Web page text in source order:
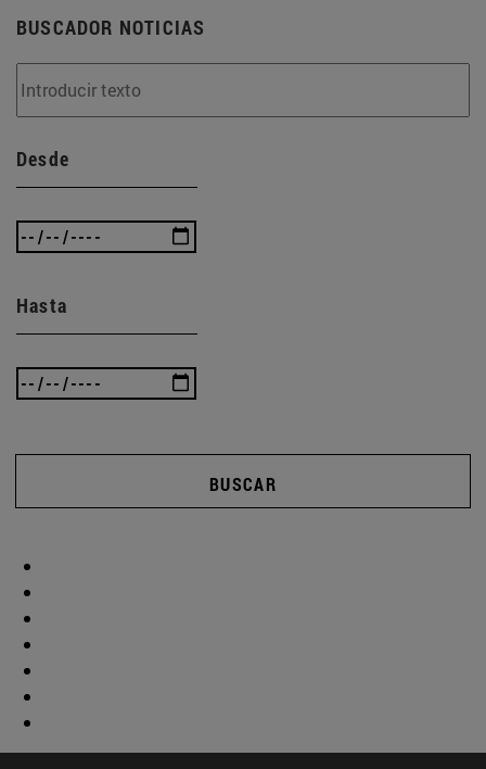
BUSCADOR NOTICIAS
Desde
Hasta
BUSCAR